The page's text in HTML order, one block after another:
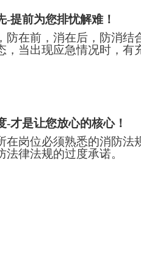
提前为您排忧解难！
防在前，消在后，防消结
，当出现应急情况时，有
才是让您放心的核心！
在岗位必须熟悉的消防法
律法规的过度承诺。